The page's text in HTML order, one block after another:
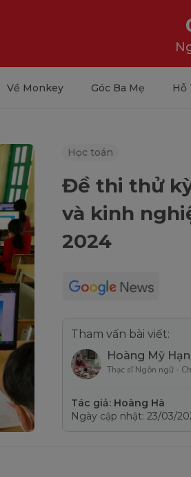
Về Monkey Góc Ba Mẹ Hỗ
Học toán
Đề thi thử
và kinh
2024
Tham vấn bài viết:
Hoàng Mỹ
Thạc sĩ Ngôn ngữ -
Tác giả: Hoàng Hà
Ngày cập nhật: 23/03/